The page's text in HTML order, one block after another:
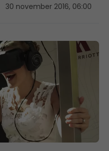
30 november 2016, 06:00